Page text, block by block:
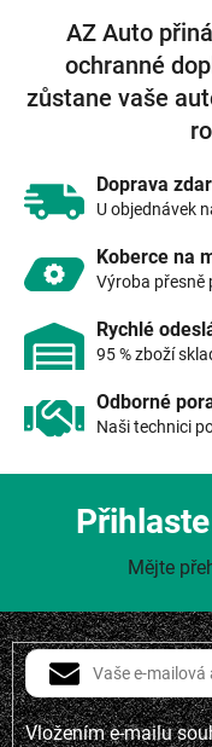
AZ Auto
ochranné
zůstane vaše
Doprava
U objednávek
Koberce na
Výroba přesně
Rychlé
95 % zboží
Odborné
Naši technici
Vložením e-mailu
Mějte